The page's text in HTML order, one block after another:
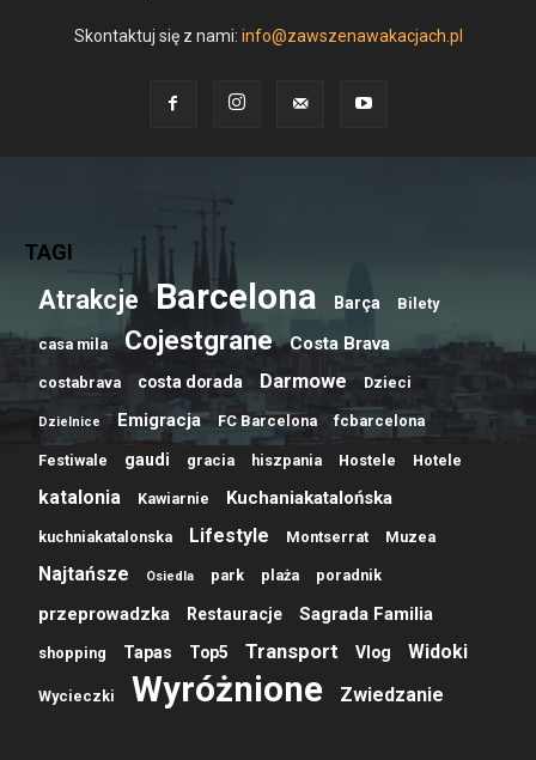
Skontaktuj się z nami: info@zawszenawakacjach.pl
TAGI
Atrakcje Barcelona Barça Bilety
casa mila Cojestgrane Costa Brava
costabrava costa dorada Darmowe Dzieci
Dzielnice Emigracja FC Barcelona fcbarcelona
Festiwale gaudi gracia hiszpania Hostele Hotele
katalonia Kawiarnie Kuchaniakatalońska
kuchniakatalonska Lifestyle Montserrat Muzea
Najtańsze Osiedla park plaża poradnik
przeprowadzka Restauracje Sagrada Familia
shopping Tapas Top5 Transport Vlog Widoki
Wycieczki Wyróżnione Zwiedzanie